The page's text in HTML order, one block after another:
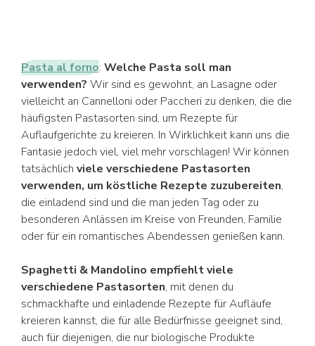
Pasta al forno: Welche Pasta soll man
verwenden? Wir sind es gewohnt, an Lasagne oder
vielleicht an Cannelloni oder Paccheri zu denken, die die
häufigsten Pastasorten sind, um Rezepte für
Auflaufgerichte zu kreieren. In Wirklichkeit kann uns die
Fantasie jedoch viel, viel mehr vorschlagen! Wir können
tatsächlich viele verschiedene Pastasorten
verwenden, um köstliche Rezepte zuzubereiten,
die einladend sind und die man jeden Tag oder zu
besonderen Anlässen im Kreise von Freunden, Familie
oder für ein romantisches Abendessen genießen kann.
Spaghetti & Mandolino empfiehlt viele
verschiedene Pastasorten, mit denen du
schmackhafte und einladende Rezepte für Aufläufe
kreieren kannst, die für alle Bedürfnisse geeignet sind,
auch für diejenigen, die nur biologische Produkte